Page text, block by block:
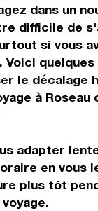
dans un
difficile de
si vous
Voici
le décalage
à Roseau
adapter
en vous
plus tôt